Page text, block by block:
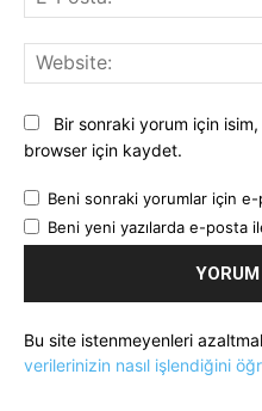
Bir sonraki yorum için
browser için kaydet.
Beni sonraki yorumlar için
Beni yeni yazılarda e-posta
Bu site istenmeyenleri
verilerinizin nasıl işlendiğini